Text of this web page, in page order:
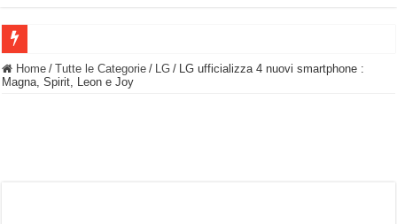
BASTA FATICARE! Questo robot tagliaerba lo appoggi e fa tutto lui! (Senza
Home / Tutte le Categorie / LG / LG ufficializza 4 nuovi smartphone :
Magna, Spirit, Leon e Joy